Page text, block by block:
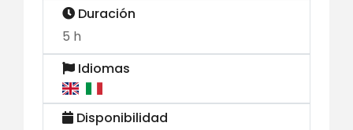
Duración
5 h
Idiomas
Disponibilidad